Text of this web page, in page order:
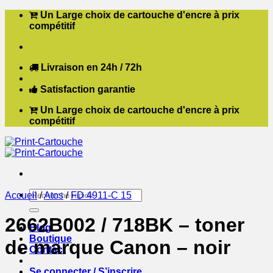
Passer Un Large choix de cartouche d'encre à prix
compétitif
Livraison en 24h / 72h
Satisfaction garantie
Un Large choix de cartouche d'encre à prix
compétitif
Recherche
pour :
Blog
Boutique
Contact
Accueil /Atos / FD 4911-C 15
2662B002 / 718BK – toner
de marque Canon – noir